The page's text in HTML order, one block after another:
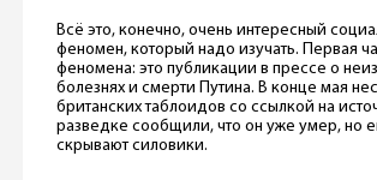
Всё это, конечно, очень интересный
феномен, который надо изучать. Первая
феномена: это публикации в прессе о
болезнях и смерти Путина. В конце мая
британских таблоидов со ссылкой на
разведке сообщили, что он уже умер, но
скрывают силовики.